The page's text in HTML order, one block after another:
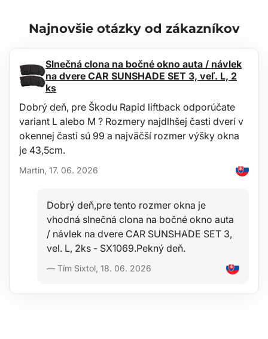
Najnovšie otázky od zákazníkov
Slnečná clona na bočné okno auta / návlek
na dvere CAR SUNSHADE SET 3, veľ. L, 2
ks
Dobrý deň, pre Škodu Rapid liftback odporúčate
variant L alebo M ? Rozmery najdlhšej časti dverí v
okennej časti sú 99 a najväčší rozmer výšky okna
je 43,5cm.
Martin, 17. 06. 2026
Dobrý deň,pre tento rozmer okna je
vhodná slnečná clona na bočné okno auta
/ návlek na dvere CAR SUNSHADE SET 3,
vel. L, 2ks - SX1069.Pekný deň.
— Tím Sixtol, 18. 06. 2026